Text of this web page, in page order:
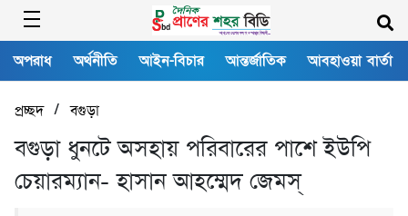
অপরাধ অর্থনীতি আইন-বিচার আন্তর্জাতিক আবহাওয়া বার্তা
প্রচ্ছদ/বগুড়া
বগুড়া ধুনটে অসহায় পরিবারের পাশে ইউপি
চেয়ারম্যান- হাসান আহম্মেদ জেমস্